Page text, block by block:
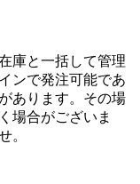
庫と一括して管理
ンで発注可能であ
あります。その場
場合がございま
。